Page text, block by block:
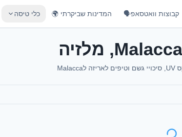
קבוצות וואטסאפ🗣️ המדינות שביקרתי 🌍 כלי טיסה